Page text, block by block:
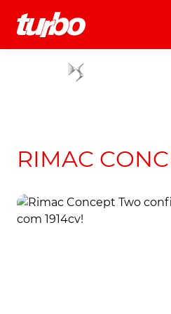
RIMAC